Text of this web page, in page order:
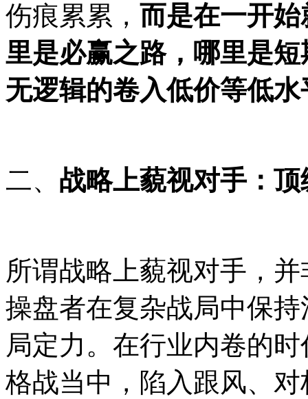
伤痕累累， 而是在一开
里是必赢之路，哪里是短
无逻辑的卷入低价等低
二、 战略上藐视对手：
所谓战略上藐视对手，
操盘者在复杂战局中保
局定力。在行业内卷的
格战当中，陷入跟风、